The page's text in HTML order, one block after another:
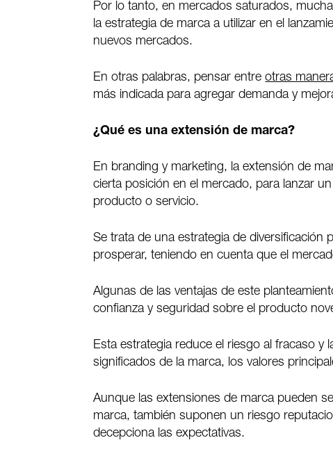
Por lo tanto, en mercados saturados,
la estrategia de marca a utilizar en el
nuevos mercados.
En otras palabras, pensar entreotras
más indicada para agregar demanda y
¿Qué es una extensión de marca?
En branding y marketing, la extensión de
cierta posición en el mercado, para lanzar
producto o servicio.
Se trata de una estrategia de
prosperar, teniendo en cuenta que el
Algunas de las ventajas de este
confianza y seguridad sobre el producto
Esta estrategia reduce el riesgo al fracaso y
significados de la marca, los valores
Aunque las extensiones de marca pueden
marca, también suponen un riesgo
decepciona las expectativas.